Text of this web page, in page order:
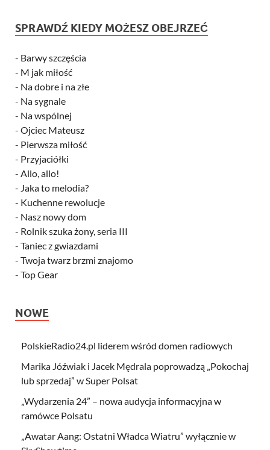
SPRAWDŹ KIEDY MOŻESZ OBEJRZEĆ
- Barwy szczęścia
- M jak miłość
- Na dobre i na złe
- Na sygnale
- Na wspólnej
- Ojciec Mateusz
- Pierwsza miłość
- Przyjaciółki
- Allo, allo!
- Jaka to melodia?
- Kuchenne rewolucje
- Nasz nowy dom
- Rolnik szuka żony, seria III
- Taniec z gwiazdami
- Twoja twarz brzmi znajomo
- Top Gear
NOWE
PolskieRadio24.pl liderem wśród domen radiowych
Marika Jóźwiak i Jacek Mędrala poprowadzą „Pokochaj
lub sprzedaj” w Super Polsat
„Wydarzenia 24” – nowa audycja informacyjna w
ramówce Polsatu
„Awatar Aang: Ostatni Władca Wiatru” wyłącznie w